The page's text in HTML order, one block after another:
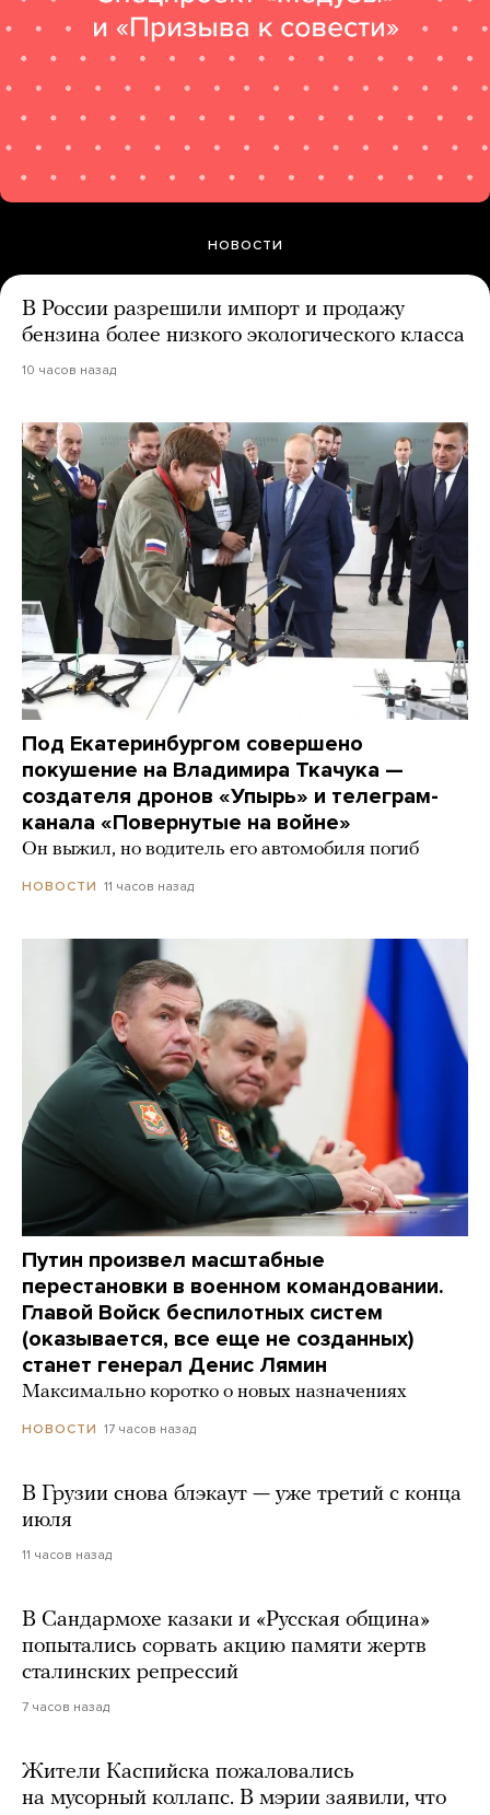
НОВОСТИ
В России разрешили импорт и продажу
бензина более низкого экологического класса
10 часов назад
Под Екатеринбургом совершено
покушение на Владимира Ткачука —
создателя дронов «Упырь» и телеграм-
канала «Повернутые на войне»
Он выжил, но водитель его автомобиля погиб
НОВОСТИ 11 часов назад
Путин произвел масштабные
перестановки в военном командовании.
Главой Войск беспилотных систем
(оказывается, все еще не созданных)
станет генерал Денис Лямин
Максимально коротко о новых назначениях
НОВОСТИ 17 часов назад
В Грузии снова блэкаут — уже третий с конца
июля
11 часов назад
В Сандармохе казаки и «Русская община»
попытались сорвать акцию памяти жертв
сталинских репрессий
7 часов назад
Жители Каспийска пожаловались
на мусорный коллапс. В мэрии заявили, что